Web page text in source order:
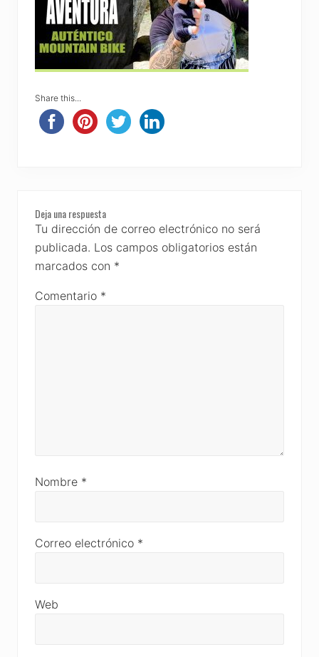
Share this...
Reader
Interactions
Deja una respuesta
Tu dirección de correo electrónico no será
publicada. Los campos obligatorios están
marcados con *
Comentario *
Nombre *
Correo electrónico *
Web